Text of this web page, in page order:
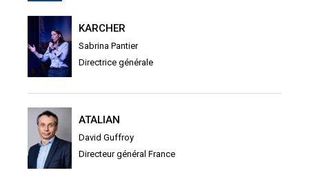
KARCHER
Sabrina Pantier
Directrice générale
ATALIAN
David Guffroy
Directeur général France